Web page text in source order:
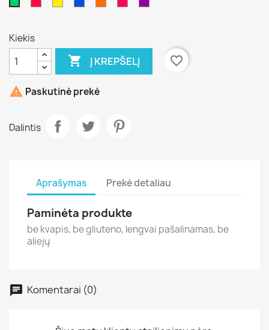
Kiekis
 Į KREPŠELĮ favorite_border
 Paskutinė prekė
Dalintis
Aprašymas Prekė detaliau
Paminėta produkte
be kvapis, be gliuteno, lengvai pašalinamas, be
aliejų
Komentarai (0)